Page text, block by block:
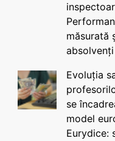
măsurată
Evoluția
se
model
Eurydice: